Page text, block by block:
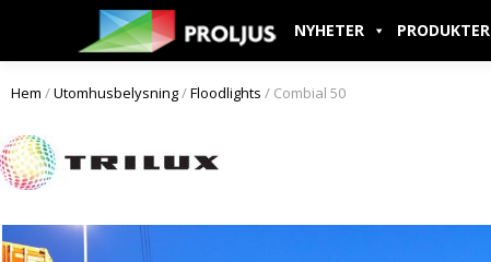
NYHETER PRODUKTER
Hem /Utomhusbelysning/Floodlights / Combial 50